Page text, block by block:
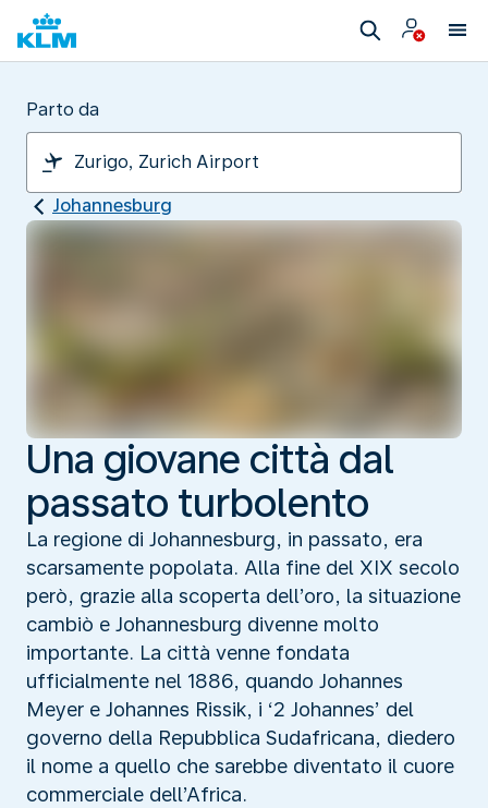
Parto da
Johannesburg
Una giovane città dal
passato turbolento
La regione di Johannesburg, in passato, era
scarsamente popolata. Alla fine del XIX secolo
però, grazie alla scoperta dell’oro, la situazione
cambiò e Johannesburg divenne molto
importante. La città venne fondata
ufficialmente nel 1886, quando Johannes
Meyer e Johannes Rissik, i ‘2 Johannes’ del
governo della Repubblica Sudafricana, diedero
il nome a quello che sarebbe diventato il cuore
commerciale dell’Africa.